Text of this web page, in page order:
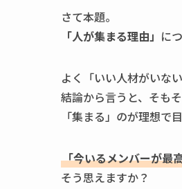
さて本題。
「人が集まる理由」 に
よく「いい人材がいな
結論から言うと、そも
「集まる」のが理想で
「今いるメンバーが最
そう思えますか？